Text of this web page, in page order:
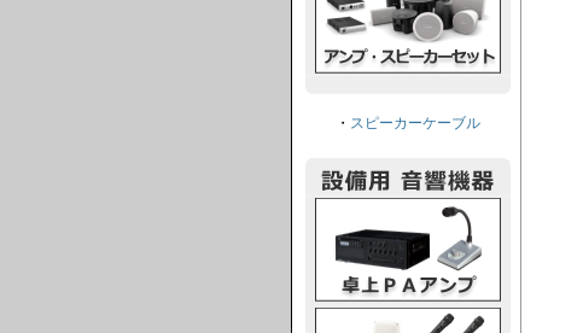
・ スピーカーケーブル